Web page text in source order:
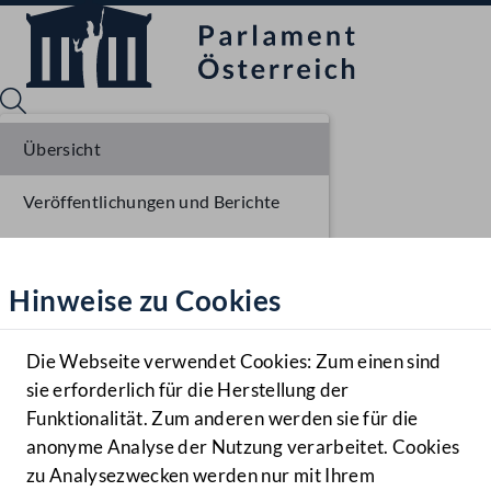
Hilfe
Benutzer
Navigationsmenü öffnen
MENÜ
Hinweise zu Cookies
Die Webseite verwendet Cookies: Zum einen sind
sie erforderlich für die Herstellung der
Funktionalität. Zum anderen werden sie für die
anonyme Analyse der Nutzung verarbeitet. Cookies
zu Analysezwecken werden nur mit Ihrem
Übersicht
Veröffentlichungen und Berichte
Parlamentarisches Verfahren